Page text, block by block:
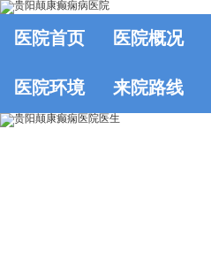
医院首页 医院概况
医院环境 来院路线